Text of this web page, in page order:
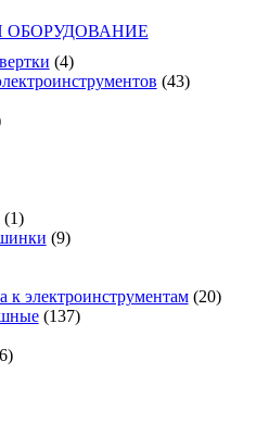
(4)
(43)
(1)
(9)
к электроинструментам (20)
(137)